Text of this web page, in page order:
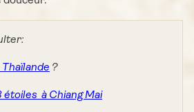
?
à Chiang Mai